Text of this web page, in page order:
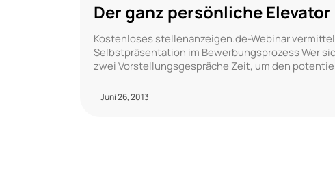
Der ganz persönliche
Kostenloses stellenanzeigen.de-Webinar
Selbstpräsentation im Bewerbungsprozess Wer
zwei Vorstellungsgespräche Zeit, um den
Juni 26, 2013